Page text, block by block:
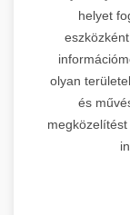
helyet
olyan
és